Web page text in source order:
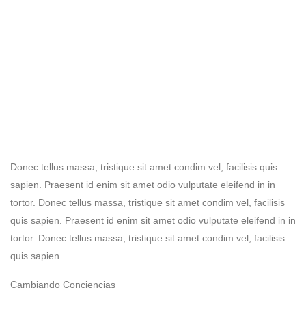
Donec tellus massa, tristique sit amet condim vel, facilisis quis
sapien. Praesent id enim sit amet odio vulputate eleifend in in
tortor. Donec tellus massa, tristique sit amet condim vel, facilisis
quis sapien. Praesent id enim sit amet odio vulputate eleifend in in
tortor. Donec tellus massa, tristique sit amet condim vel, facilisis
quis sapien.
Cambiando Conciencias